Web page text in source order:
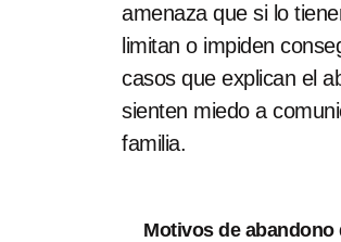
amenaza que si lo
limitan o impiden
casos que explican el
sienten miedo a
familia.
Motivos de abandono